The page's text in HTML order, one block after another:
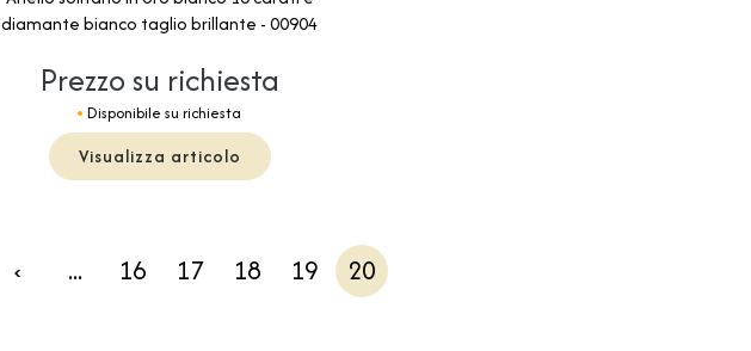
diamante bianco taglio brillante - 00904
Prezzo su richiesta
Disponibile su richiesta
Visualizza articolo
‹ ... 16 17 18 19 20